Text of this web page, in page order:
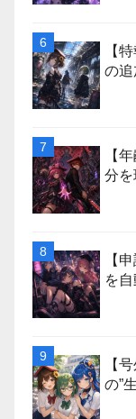
【
の追
【
分
【
を
【
の”